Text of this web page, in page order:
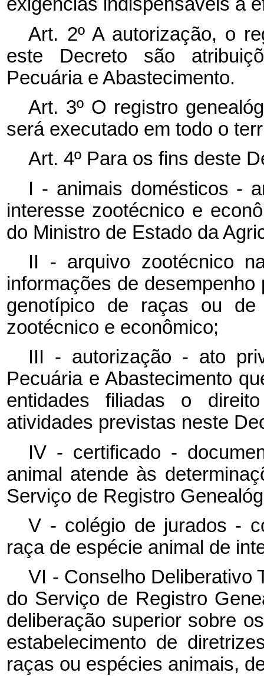
exigências indispensáveis à
Art. 2º A autorização, o
este Decreto são
Pecuária e Abastecimento.
Art. 3º O registro
será executado em todo o
Art. 4º Para os fins deste
I - animais domésticos -
interesse zootécnico e
do Ministro de Estado da
II - arquivo zootécnico
informações de
genotípico de raças ou
zootécnico e econômico;
III - autorização - ato
Pecuária e Abastecimento
entidades filiadas o
atividades previstas neste
IV - certificado -
animal atende às
Serviço de Registro
V - colégio de jurados -
raça de espécie animal de
VI - Conselho Deliberativo
do Serviço de Registro
deliberação superior sobre
estabelecimento de
raças ou espécies animais,